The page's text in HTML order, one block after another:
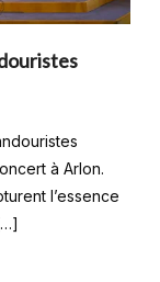
à Arlon.
l’essence